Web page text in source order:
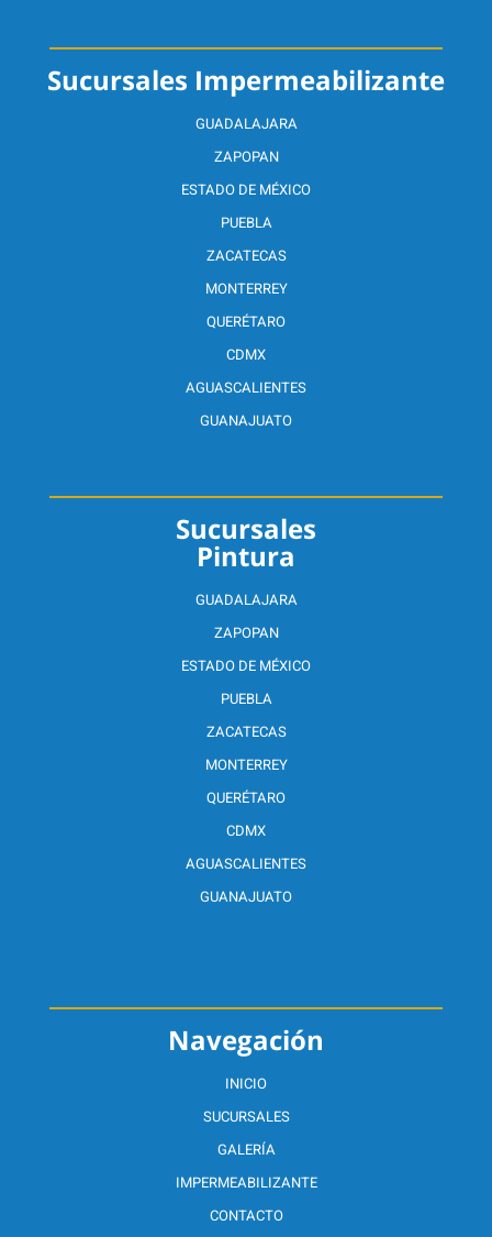
Navegación
INICIO
SUCURSALES
GALERÍA
IMPERMEABILIZANTE
CONTACTO
Sucursales
Pintura
GUADALAJARA
ZAPOPAN
ESTADO DE MÉXICO
PUEBLA
ZACATECAS
MONTERREY
QUERÉTARO
CDMX
AGUASCALIENTES
GUANAJUATO
Sucursales Impermeabilizante
GUADALAJARA
ZAPOPAN
ESTADO DE MÉXICO
PUEBLA
ZACATECAS
MONTERREY
QUERÉTARO
CDMX
AGUASCALIENTES
GUANAJUATO